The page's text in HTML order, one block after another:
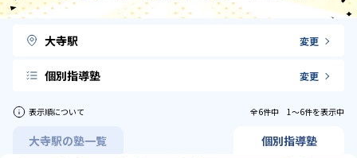
大寺駅 変更
個別指導塾 変更
表示順について 全6件中 1〜6件を表示中
大寺駅の塾一覧 個別指導塾